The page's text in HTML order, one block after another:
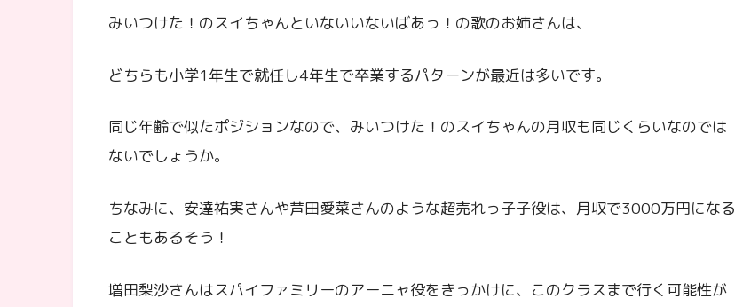
みいつけた！のスイちゃんといないいないばあっ！の歌のお姉さんは、
どちらも小学1年生で就任し4年生で卒業するパターンが最近は多いです。
同じ年齢で似たポジションなので、みいつけた！のスイちゃんの月収も同じくらいなのでは
ないでしょうか。
ちなみに、安達祐実さんや芦田愛菜さんのような超売れっ子子役は、月収で3000万円になる
こともあるそう！
増田梨沙さんはスパイファミリーのアーニャ役をきっかけに、このクラスまで行く可能性が